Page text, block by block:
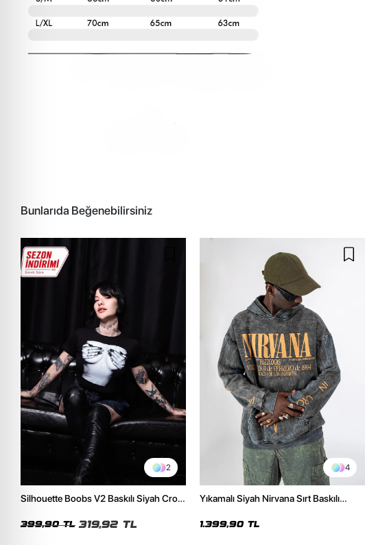
Bunlarıda Beğenebilirsiniz
2
Silhouette Boobs V2 Baskılı Siyah Crop
399,90 TL 319,92 TL
4
Yıkamalı Siyah Nirvana Sırt Baskılı
1.399,90 TL